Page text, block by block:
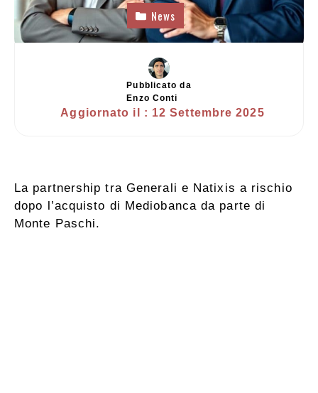
News
Pubblicato da
Enzo Conti
Aggiornato il : 12 Settembre 2025
La partnership tra Generali e Natixis a rischio
dopo l’acquisto di Mediobanca da parte di
Monte Paschi.